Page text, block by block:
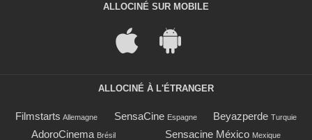
ALLOCINÉ SUR MOBILE
ALLOCINÉ À L'ÉTRANGER
Filmstarts Allemagne SensaCine Espagne Beyazperde Turquie
AdoroCinema Brésil Sensacine México Mexique